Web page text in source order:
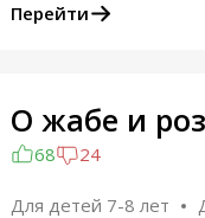
Перейти
О жабе и
68
24
Для детей 7-8 лет